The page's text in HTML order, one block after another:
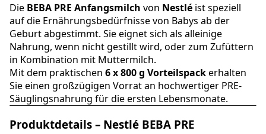
Die BEBA PRE Anfangsmilch von Nestlé ist speziell
auf die Ernährungsbedürfnisse von Babys ab der
Geburt abgestimmt. Sie eignet sich als alleinige
Nahrung, wenn nicht gestillt wird, oder zum Zufüttern
in Kombination mit Muttermilch.
Mit dem praktischen 6 x 800 g Vorteilspackerhalten
Sie einen großzügigen Vorrat an hochwertiger PRE-
Säuglingsnahrung für die ersten Lebensmonate.
Produktdetails – Nestlé BEBA PRE